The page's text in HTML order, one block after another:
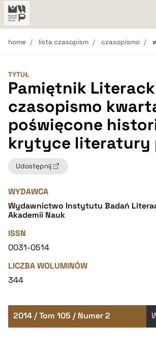
home lista czasopism czasopismo
TYTUŁ
Pamiętnik
czasopismo
poświęcone
krytyce literatury
Udostępnij
WYDAWCA
Wydawnictwo Instytutu Badań
Akademii Nauk
ISSN
0031-0514
LICZBA WOLUMINÓW
344
2014 / Tom 105 / Numer 2